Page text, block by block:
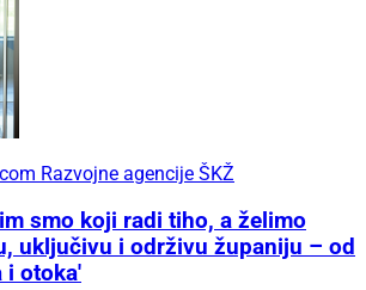
Razvojne agencije ŠKŽ
smo koji radi tiho, a želimo
uključivu i održivu županiju – od
i otoka'